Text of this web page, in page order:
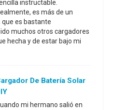
instructable.
es más de un
es bastante
muchos otros cargadores
hecha y de estar bajo mi
De Batería Solar
mi hermano salió en